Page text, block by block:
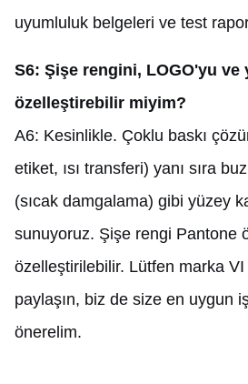
uyumluluk belgeleri ve test
S6: Şişe rengini, LOGO'yu ve
özelleştirebilir miyim?
A6: Kesinlikle. Çoklu baskı
etiket, ısı transferi) yanı sıra
(sıcak damgalama) gibi yüzey
sunuyoruz. Şişe rengi Pantone
özelleştirilebilir. Lütfen marka
paylaşın, biz de size en uygun
önerelim.